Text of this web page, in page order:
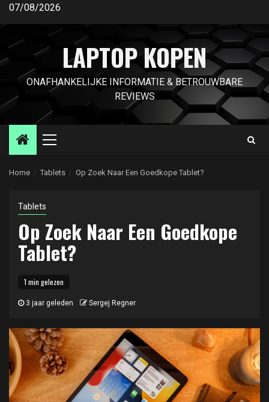
Ga
inhoud
07/08/2026
LAPTOP KOPEN
ONAFHANKELIJKE INFORMATIE & BETROUWBARE
REVIEWS
Primair
Home Tablets Op Zoek Naar Een Goedkope Tablet?
Tablets
Op Zoek Naar Een Goedkope
Tablet?
1 min gelezen
3 jaar geleden Sergej Regner